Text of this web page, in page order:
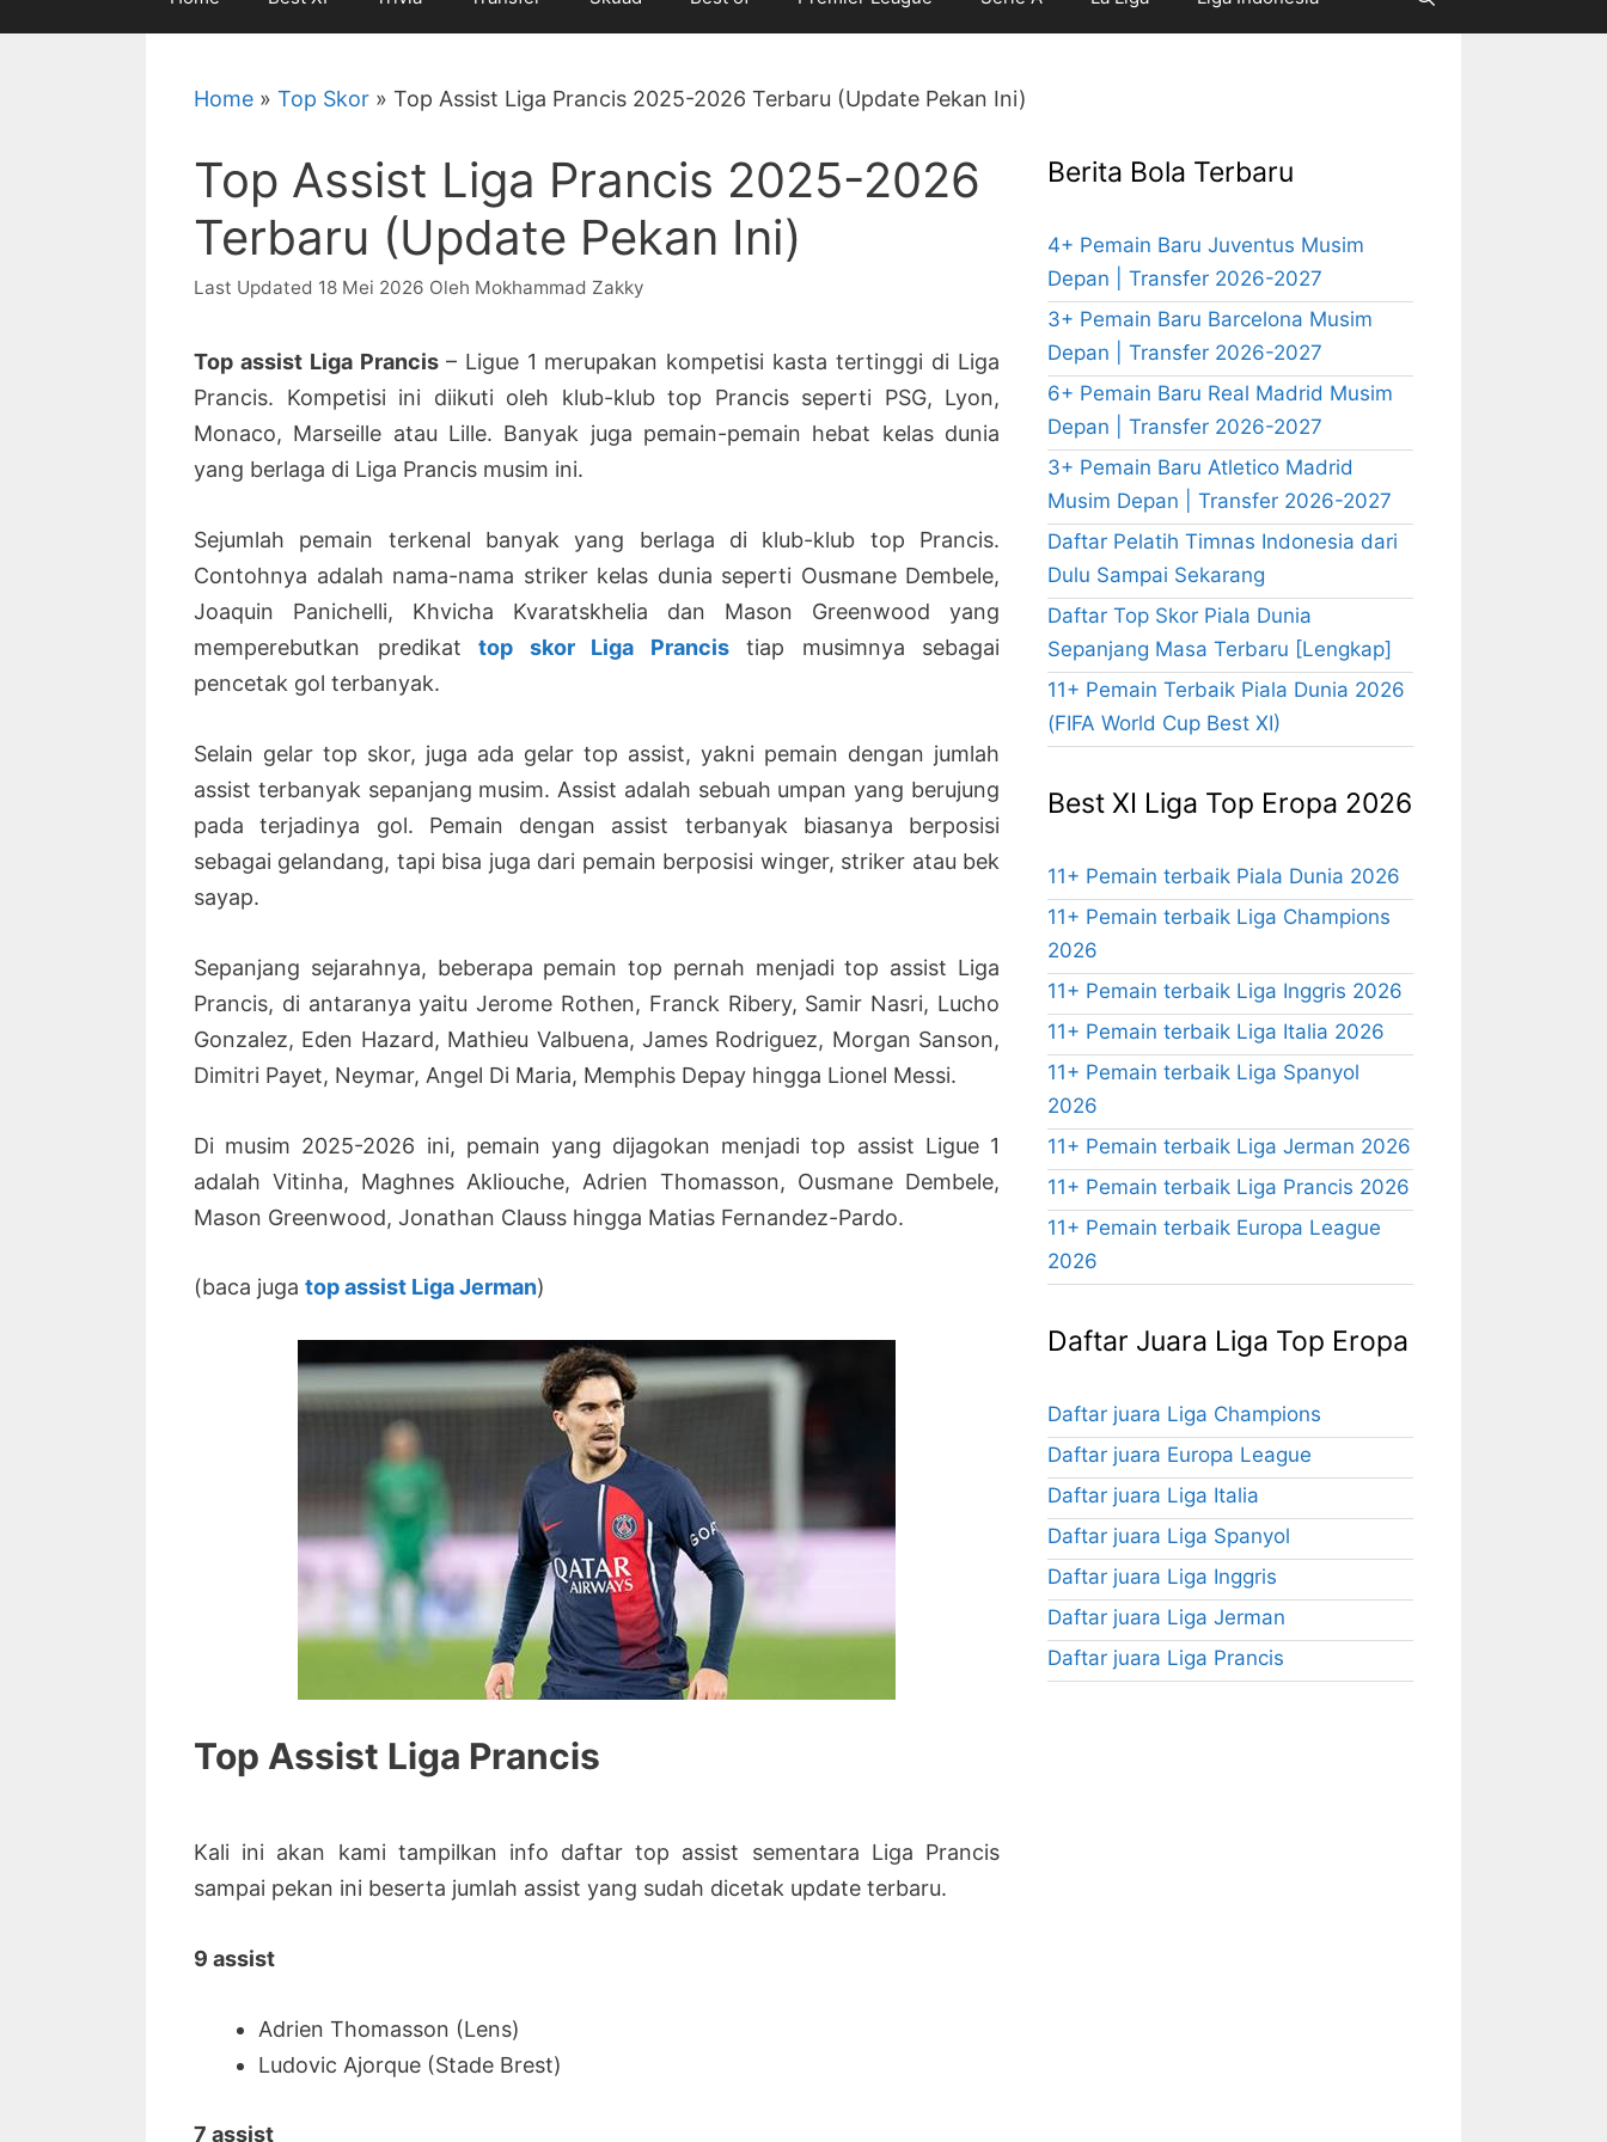
Home » Top Skor » Top Assist Liga Prancis 2025-2026 Terbaru (Update Pekan Ini)
Top Assist Liga Prancis 2025-2026
Terbaru (Update Pekan Ini)
18 Mei 2026 Oleh Mokhammad Zakky
Top assist Liga Prancis – Ligue 1 merupakan kompetisi kasta tertinggi di Liga
Prancis. Kompetisi ini diikuti oleh klub-klub top Prancis seperti PSG, Lyon,
Monaco, Marseille atau Lille. Banyak juga pemain-pemain hebat kelas dunia
yang berlaga di Liga Prancis musim ini.
Sejumlah pemain terkenal banyak yang berlaga di klub-klub top Prancis.
Contohnya adalah nama-nama striker kelas dunia seperti Ousmane Dembele,
Joaquin Panichelli, Khvicha Kvaratskhelia dan Mason Greenwood yang
memperebutkan predikat top skor Liga Prancistiap musimnya sebagai
pencetak gol terbanyak.
Selain gelar top skor, juga ada gelar top assist, yakni pemain dengan jumlah
assist terbanyak sepanjang musim. Assist adalah sebuah umpan yang berujung
pada terjadinya gol. Pemain dengan assist terbanyak biasanya berposisi
sebagai gelandang, tapi bisa juga dari pemain berposisi winger, striker atau bek
sayap.
Sepanjang sejarahnya, beberapa pemain top pernah menjadi top assist Liga
Prancis, di antaranya yaitu Jerome Rothen, Franck Ribery, Samir Nasri, Lucho
Gonzalez, Eden Hazard, Mathieu Valbuena, James Rodriguez, Morgan Sanson,
Dimitri Payet, Neymar, Angel Di Maria, Memphis Depay hingga Lionel Messi.
Di musim 2025-2026 ini, pemain yang dijagokan menjadi top assist Ligue 1
adalah Vitinha, Maghnes Akliouche, Adrien Thomasson, Ousmane Dembele,
Mason Greenwood, Jonathan Clauss hingga Matias Fernandez-Pardo.
(baca juga top assist Liga Jerman)
Top Assist Liga Prancis
Kali ini akan kami tampilkan info daftar top assist sementara Liga Prancis
sampai pekan ini beserta jumlah assist yang sudah dicetak update terbaru.
9 assist
Adrien Thomasson (Lens)
Ludovic Ajorque (Stade Brest)
7 assist
Berita Bola Terbaru
4+ Pemain Baru Juventus Musim
Depan | Transfer 2026-2027
3+ Pemain Baru Barcelona Musim
Depan | Transfer 2026-2027
6+ Pemain Baru Real Madrid Musim
Depan | Transfer 2026-2027
3+ Pemain Baru Atletico Madrid
Musim Depan | Transfer 2026-2027
Daftar Pelatih Timnas Indonesia dari
Dulu Sampai Sekarang
Daftar Top Skor Piala Dunia
Sepanjang Masa Terbaru [Lengkap]
11+ Pemain Terbaik Piala Dunia 2026
(FIFA World Cup Best XI)
Best XI Liga Top Eropa 2026
11+ Pemain terbaik Piala Dunia 2026
11+ Pemain terbaik Liga Champions
2026
11+ Pemain terbaik Liga Inggris 2026
11+ Pemain terbaik Liga Italia 2026
11+ Pemain terbaik Liga Spanyol
2026
11+ Pemain terbaik Liga Jerman 2026
11+ Pemain terbaik Liga Prancis 2026
11+ Pemain terbaik Europa League
2026
Daftar Juara Liga Top Eropa
Daftar juara Liga Champions
Daftar juara Europa League
Daftar juara Liga Italia
Daftar juara Liga Spanyol
Daftar juara Liga Inggris
Daftar juara Liga Jerman
Daftar juara Liga Prancis